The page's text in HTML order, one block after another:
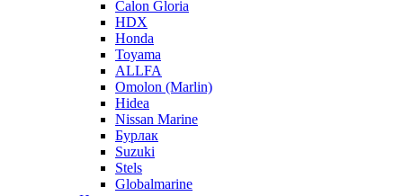
Calon Gloria
HDX
Honda
Toyama
ALLFA
Omolon (Marlin)
Hidea
Nissan Marine
Бурлак
Suzuki
Stels
Globalmarine